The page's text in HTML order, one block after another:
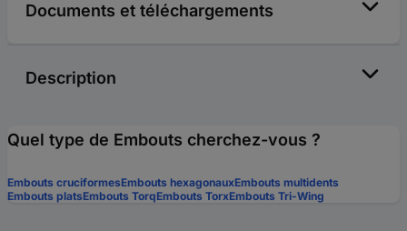
Documents et téléchargements
Description
Quel type de Embouts cherchez-vous ?
Embouts cruciformesEmbouts hexagonauxEmbouts multidents
Embouts platsEmbouts TorqEmbouts TorxEmbouts Tri-Wing